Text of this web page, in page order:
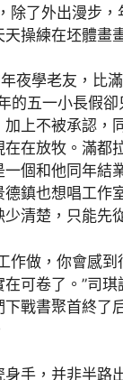
除了外出漫步
操練在坯體畫
夜學老友，比
的五一小長假
上不被承認，
在在放牧。滿都
一個和他同年結
德鎮也想唱工作
清楚，只能先
作做，你會感
可卷了。”司
戰書聚首終了
身手，并非半路